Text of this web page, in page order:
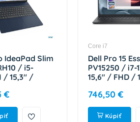
IdeaPad Slim
/ i5-
/ 15,3" /
/ bez OS /
/ 2R
€
Core i7
Dell Pro 15
PV15250 / i7-
15,6" / FHD /
W11P / Black /
NBD J9KYX
746,50 €
Kúpiť